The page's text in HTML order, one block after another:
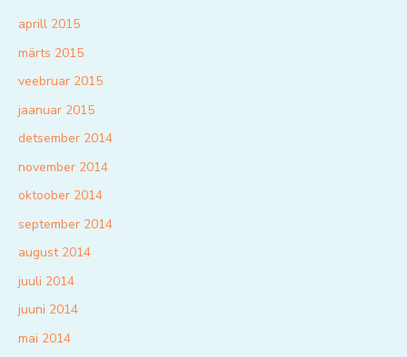
aprill 2015
märts 2015
veebruar 2015
jaanuar 2015
detsember 2014
november 2014
oktoober 2014
september 2014
august 2014
juuli 2014
juuni 2014
mai 2014